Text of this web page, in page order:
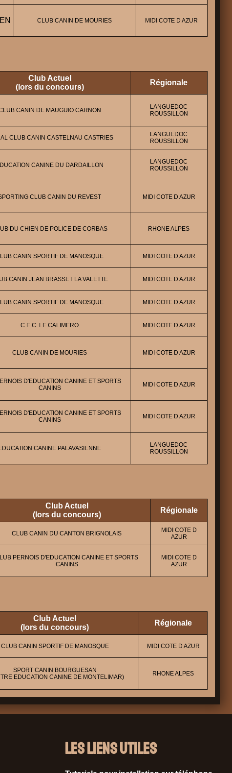
CLUB CANIN DE MOURIES MIDI COTE D AZUR
Club Actuel
(lors du concours)
Régionale
CANIN DE MAUGUIO CARNON
LANGUEDOC
ROUSSILLON
CLUB CANIN CASTELNAU CASTRIES
LANGUEDOC
ROUSSILLON
CANINE DU DARDAILLON
LANGUEDOC
ROUSSILLON
CLUB CANIN DU REVEST MIDI COTE D AZUR
DU CHIEN DE POLICE DE CORBAS RHONE ALPES
CANIN SPORTIF DE MANOSQUE MIDI COTE D AZUR
CANIN JEAN BRASSET LA VALETTE MIDI COTE D AZUR
CANIN SPORTIF DE MANOSQUE MIDI COTE D AZUR
C.E.C. LE CALIMERO MIDI COTE D AZUR
CLUB CANIN DE MOURIES MIDI COTE D AZUR
D'EDUCATION CANINE ET SPORTS
CANINS
MIDI COTE D AZUR
D'EDUCATION CANINE ET SPORTS
CANINS
MIDI COTE D AZUR
CANINE PALAVASIENNE
LANGUEDOC
ROUSSILLON
Club Actuel
(lors du concours)
Régionale
CLUB CANIN DU CANTON BRIGNOLAIS
MIDI COTE D
AZUR
PERNOIS D'EDUCATION CANINE ET SPORTS
CANINS
MIDI COTE D
AZUR
Club Actuel
(lors du concours)
Régionale
CLUB CANIN SPORTIF DE MANOSQUE MIDI COTE D AZUR
SPORT CANIN BOURGUESAN
EDUCATION CANINE DE MONTELIMAR)
RHONE ALPES
Les liens utiles